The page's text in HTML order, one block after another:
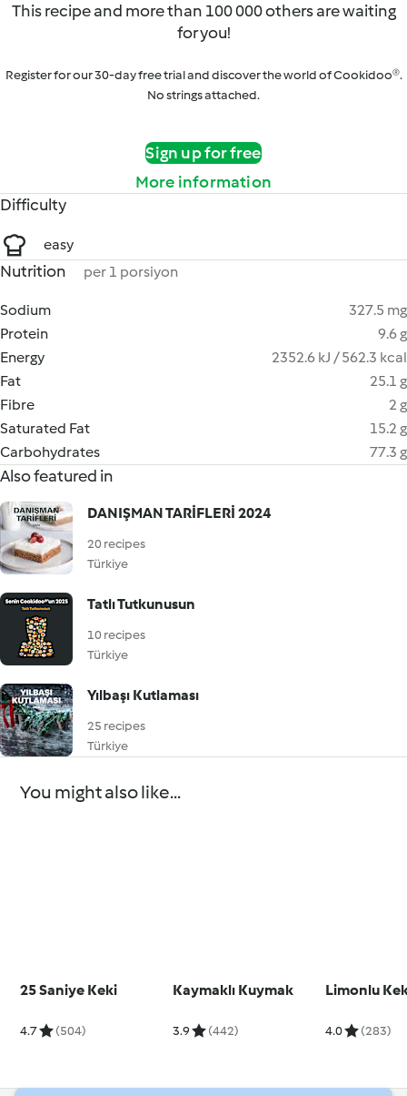
This recipe and more than 100 000 others are waiting
for you!
Register for our 30-day free trial and discover the world of Cookidoo®.
No strings attached.
Sign up for free
More information
Difficulty
easy
Nutrition per 1 porsiyon
Sodium
327.5 mg
Protein
9.6 g
Energy
2352.6 kJ / 562.3 kcal
Fat
25.1 g
Fibre
2 g
Saturated Fat
15.2 g
Carbohydrates
77.3 g
Also featured in
DANIŞMAN TARİFLERİ 2024
20 recipes
Türkiye
Tatlı Tutkunusun
10 recipes
Türkiye
Yılbaşı Kutlaması
25 recipes
Türkiye
You might also like...
25 Saniye Keki
4.7 (504)
Kaymaklı Kuymak
3.9 (442)
Limonlu
4.0 (283)